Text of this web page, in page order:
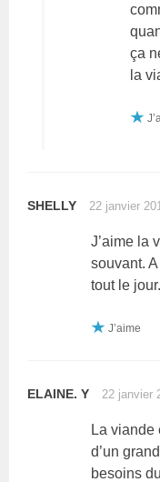
ça
la
SHELLY 22 janvier
J’aime la
souvant.
tout le jour.
J’aime
ELAINE. Y 22 janvier
La viande
d’un
besoins